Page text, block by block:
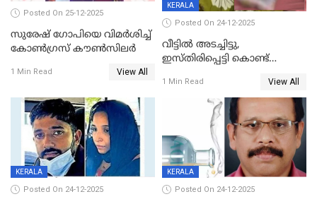
Posted On 25-12-2025
സുരേഷ് ഗോപിയെ വിമര്‍ശിച്ച്
കോണ്‍ഗ്രസ് കൗണ്‍സിലര്‍
1 Min Read View All
KERALA
Posted On 24-12-2025
വീട്ടിൽ അടച്ചിട്ടു,
ഇസ്തിരിപ്പെട്ടി കൊണ്ട്
ഗർഭിണിയായ യുവതിക്ക് ക്രൂര
1 Min Read View All
KERALA
Posted On 24-12-2025
KERALA
Posted On 24-12-2025